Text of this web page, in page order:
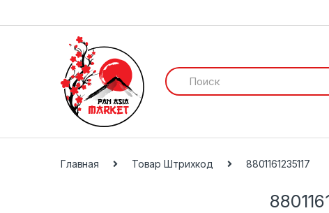
И
с
ь
Главная Товар Штрихкод 8801161235117